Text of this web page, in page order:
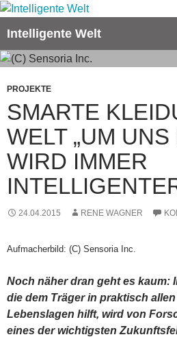
Zum
springen
Intelligente Welt
PROJEKTE
SMARTE
WELT „UM UNS
WIRD IMMER
24.04.2015 RENE WAGNER
Aufmacherbild: (C) Sensoria Inc.
Noch näher dran geht es kaum:
die dem Träger in praktisch
Lebenslagen hilft, wird von
eines der wichtigsten